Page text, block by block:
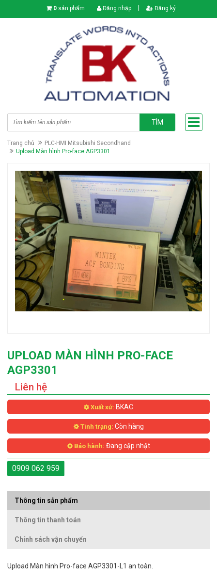
0 sản phẩm Đăng nhập Đăng ký
TÌM
Trang chủ
PLC-HMI Mitsubishi Secondhand
Upload Màn hình Pro-face AGP3301
UPLOAD MÀN HÌNH PRO-FACE
AGP3301
Liên hệ
Xuất xứ: BKAC
Tình trạng: Còn hàng
Bảo hành: Đang cập nhật
0909 062 959
Thông tin sản phẩm
Thông tin thanh toán
Chính sách vận chuyển
Upload Màn hình Pro-face AGP3301-L1 an toàn.